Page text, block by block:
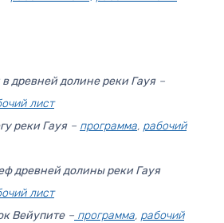
древней долине реки Гауя–
лист
реки Гауя– программа, рабочий
древней долины реки Гауя
лист
Вейупите– программа, рабочий